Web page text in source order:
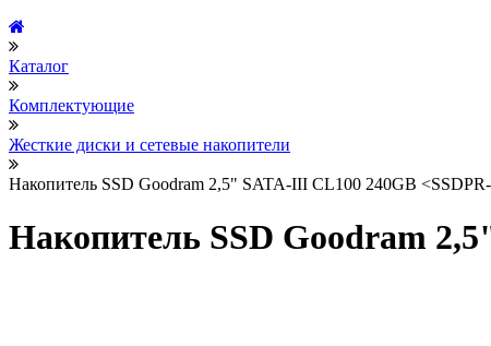
Каталог
Комплектующие
Жесткие диски и сетевые накопители
Накопитель SSD Goodram 2,5" SATA-III CL100 240GB
Накопитель SSD Goodram